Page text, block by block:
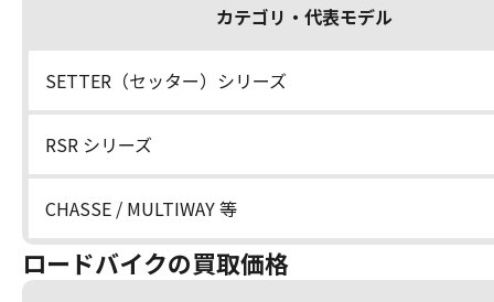
カテゴリ・代表モデル
SETTER（セッター）シリーズ
RSR シリーズ
CHASSE / MULTIWAY 等
ロードバイクの買取価格